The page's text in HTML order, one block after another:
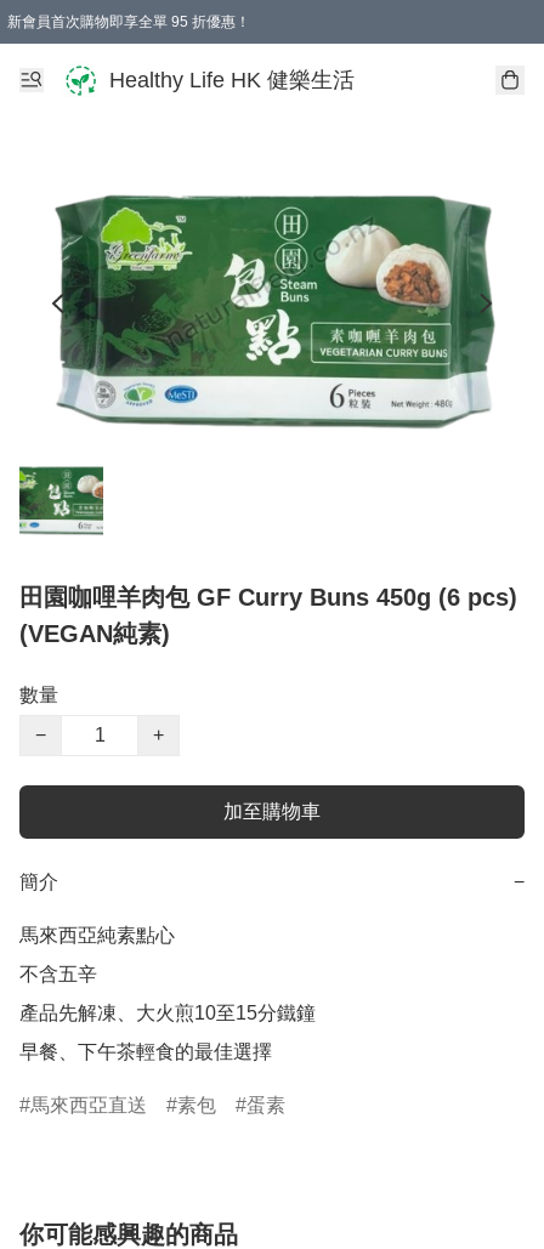
新會員首次購物即享全單 95 折優惠！
Healthy Life HK 健樂生活
田園咖哩羊肉包 GF Curry Buns 450g (6 pcs)
(VEGAN純素)
數量
−
+
加至購物車
簡介 −
馬來西亞純素點心
不含五辛
產品先解凍、大火煎10至15分鐵鐘
早餐、下午茶輕食的最佳選擇
馬來西亞直送 素包 蛋素
你可能感興趣的商品